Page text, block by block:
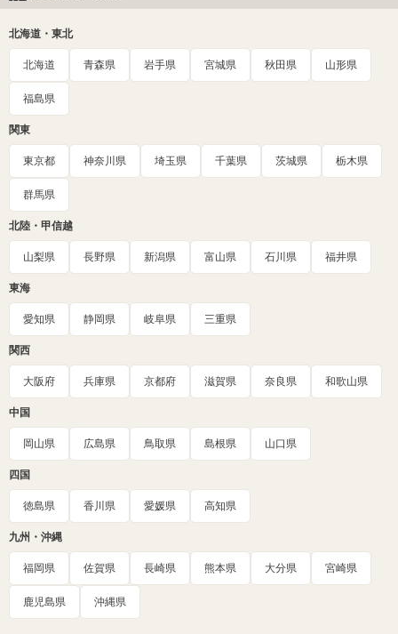
北海道・東北
北海道 青森県 岩手県 宮城県 秋田県 山形県
福島県
関東
東京都 神奈川県 埼玉県 千葉県 茨城県 栃木県
群馬県
北陸・甲信越
山梨県 長野県 新潟県 富山県 石川県 福井県
東海
愛知県 静岡県 岐阜県 三重県
関西
大阪府 兵庫県 京都府 滋賀県 奈良県 和歌山県
中国
岡山県 広島県 鳥取県 島根県 山口県
四国
徳島県 香川県 愛媛県 高知県
九州・沖縄
福岡県 佐賀県 長崎県 熊本県 大分県 宮崎県
鹿児島県 沖縄県